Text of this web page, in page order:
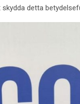
detta